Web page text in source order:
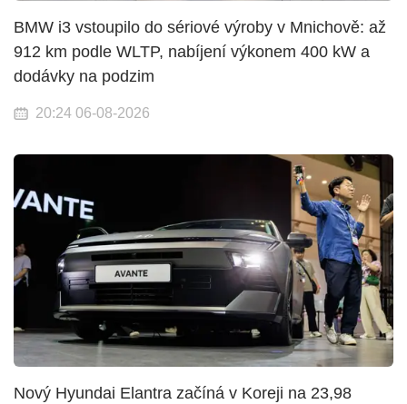
BMW i3 vstoupilo do sériové výroby v Mnichově: až
912 km podle WLTP, nabíjení výkonem 400 kW a
dodávky na podzim
20:24 06-08-2026
Nový Hyundai Elantra začíná v Koreji na 23,98